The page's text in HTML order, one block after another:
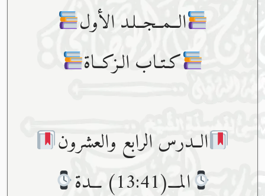
الــمــجــلـد الأول
كـتـاب الـزكــاة
الــدرس الرابع والعشرون
المـــ(13:41) ـــدة